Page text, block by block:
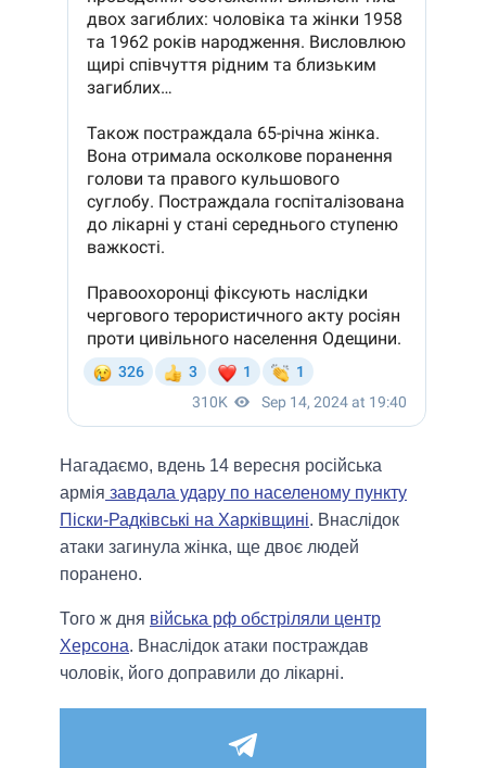
Нагадаємо, вдень 14 вересня російська
армія завдала удару по населеному пункту
Піски-Радківські на Харківщині. Внаслідок
атаки загинула жінка, ще двоє людей
поранено.
Того ж дня війська рф обстріляли центр
Херсона. Внаслідок атаки постраждав
чоловік, його доправили до лікарні.